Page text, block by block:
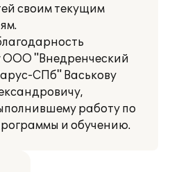
своим текущим
ООО "Внедренческий
СПб" Васькову
работу по
и обучению.